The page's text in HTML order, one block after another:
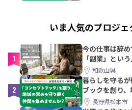
いま人気のプロジ
1
今の仕事は辞
「副業」とい
和歌山県
2
暮らしを守る
ブックを創り
間を集めません
長野県松本市